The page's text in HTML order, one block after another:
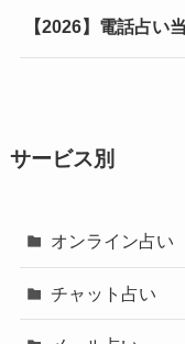
【2026】電話占い
サービス別
オンライン占い
チャット占い